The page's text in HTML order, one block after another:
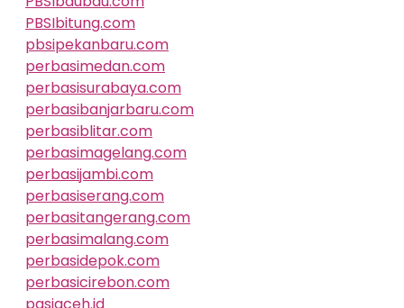
PBSIbitung.com
pbsipekanbaru.com
perbasimedan.com
perbasisurabaya.com
perbasibanjarbaru.com
perbasiblitar.com
perbasimagelang.com
perbasijambi.com
perbasiserang.com
perbasitangerang.com
perbasimalang.com
perbasidepok.com
perbasicirebon.com